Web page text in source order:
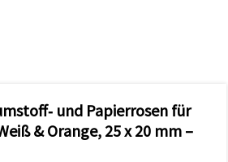
und Papierrosen für
& Orange, 25 x 20 mm –